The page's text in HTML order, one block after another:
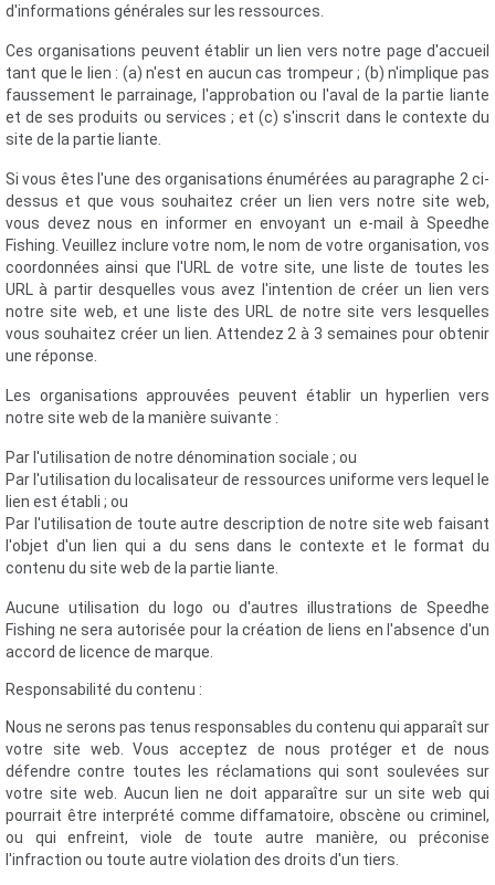
d'informations générales sur les ressources.
Ces organisations peuvent établir un lien vers notre page d'accueil
tant que le lien : (a) n'est en aucun cas trompeur ; (b) n'implique pas
faussement le parrainage, l'approbation ou l'aval de la partie liante
et de ses produits ou services ; et (c) s'inscrit dans le contexte du
site de la partie liante.
Si vous êtes l'une des organisations énumérées au paragraphe 2 ci-
dessus et que vous souhaitez créer un lien vers notre site web,
vous devez nous en informer en envoyant un e-mail à Speedhe
Fishing. Veuillez inclure votre nom, le nom de votre organisation, vos
coordonnées ainsi que l'URL de votre site, une liste de toutes les
URL à partir desquelles vous avez l'intention de créer un lien vers
notre site web, et une liste des URL de notre site vers lesquelles
vous souhaitez créer un lien. Attendez 2 à 3 semaines pour obtenir
une réponse.
Les organisations approuvées peuvent établir un hyperlien vers
notre site web de la manière suivante :
Par l'utilisation de notre dénomination sociale ; ou
Par l'utilisation du localisateur de ressources uniforme vers lequel le
lien est établi ; ou
Par l'utilisation de toute autre description de notre site web faisant
l'objet d'un lien qui a du sens dans le contexte et le format du
contenu du site web de la partie liante.
Aucune utilisation du logo ou d'autres illustrations de Speedhe
Fishing ne sera autorisée pour la création de liens en l'absence d'un
accord de licence de marque.
Responsabilité du contenu :
Nous ne serons pas tenus responsables du contenu qui apparaît sur
votre site web. Vous acceptez de nous protéger et de nous
défendre contre toutes les réclamations qui sont soulevées sur
votre site web. Aucun lien ne doit apparaître sur un site web qui
pourrait être interprété comme diffamatoire, obscène ou criminel,
ou qui enfreint, viole de toute autre manière, ou préconise
l'infraction ou toute autre violation des droits d'un tiers.